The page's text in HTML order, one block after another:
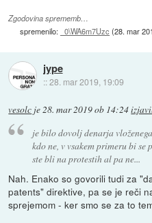
Zgodovina sprememb…
spremenilo: _0\WA6m7Uzc (28. mar
jype
::28. mar 2019, 19:09
vesolc je28. mar 2019 ob 14:24
je bilo dovolj denarja
kdo ne, v vsakem primeru bi
ste bli na protestih al pa ne...
Nah. Enako so govorili tudi za
patents" direktive, pa se je reči
sprejemom - ker smo se za to